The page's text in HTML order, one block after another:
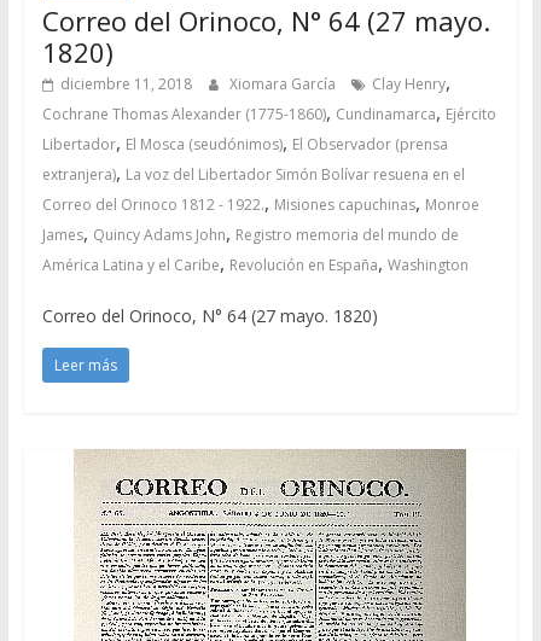
Correo del Orinoco, N° 64 (27 mayo.
1820)
diciembre 11, 2018 Xiomara García Clay Henry,
Cochrane Thomas Alexander (1775-1860), Cundinamarca, Ejército
Libertador, El Mosca (seudónimos), El Observador (prensa
extranjera), La voz del Libertador Simón Bolívar resuena en el
Correo del Orinoco 1812 - 1922., Misiones capuchinas, Monroe
James, Quincy Adams John, Registro memoria del mundo de
América Latina y el Caribe, Revolución en España, Washington
Correo del Orinoco, N° 64 (27 mayo. 1820)
Leer más